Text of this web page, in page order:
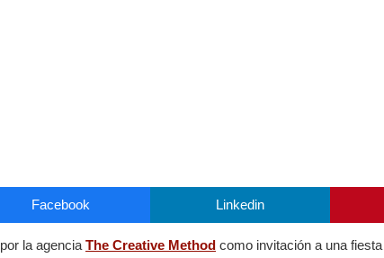
Facebook Linkedin
la agencia The Creative Method como invitación a una